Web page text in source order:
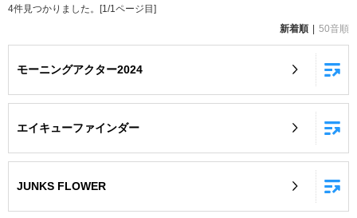
DAMの新曲・ランキングなど
自宅でカラオケ歌い放題！
4件見つかりました。[1 /1 ページ目]
新着順
50音順
モーニングアクター2024
エイキューファインダー
JUNKS FLOWER